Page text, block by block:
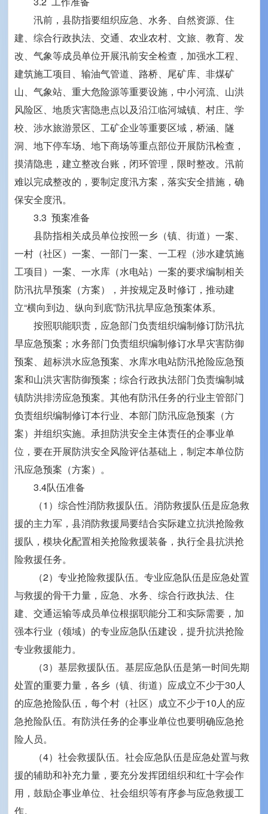
汛前，县防指要组织应急、水务、自然资源、住
建、综合行政执法、交通、农业农村、文旅、教育、发
改、气象等成员单位开展汛前安全检查，加强水工程、
建筑施工项目、输油气管道、路桥、尾矿库、非煤矿
山、气象站、重大危险源等重要设施，中小河流、山洪
风险区、地质灾害隐患点以及沿江临河城镇、村庄、学
校、涉水旅游景区、工矿企业等重要区域，桥涵、隧
洞、地下停车场、地下商场等重点部位开展防汛检查，
摸清隐患，建立整改台账，闭环管理，限时整改。汛前
难以完成整改的，要制定度汛方案，落实安全措施，确
保安全度汛。
3.3 预案准备
县防指相关成员单位按照一乡（镇、街道）一案、
一村（社区）一案、一部门一案、一工程（涉水建筑施
工项目）一案、一水库（水电站）一案的要求编制相关
防汛抗旱预案（方案），并按规定及时修订，推动建
立“横向到边、纵向到底”防汛抗旱应急预案体系。
按照职能职责，应急部门负责组织编制修订防汛抗
旱应急预案；水务部门负责组织编制修订水旱灾害防御
预案、超标洪水应急预案、水库水电站防汛抢险应急预
案和山洪灾害防御预案；综合行政执法部门负责编制城
镇防洪排涝应急预案。其他有防汛任务的行业主管部门
负责组织编制修订本行业、本部门防汛应急预案（方
案）并组织实施。承担防洪安全主体责任的企事业单
位，要在开展防洪安全风险评估基础上，制定本单位防
汛应急预案（方案）。
3.4队伍准备
（1）综合性消防救援队伍。消防救援队伍是应急救
援的主力军，县消防救援局要结合实际建立抗洪抢险救
援队，模块化配置相关抢险救援装备，执行全县抗洪抢
险救援任务。
（2）专业抢险救援队伍。专业应急队伍是应急处置
与救援的骨干力量，应急、水务、综合行政执法、住
建、交通运输等成员单位根据职能分工和实际需要，加
强本行业（领域）的专业应急队伍建设，提升抗洪抢险
专业救援能力。
（3）基层救援队伍。基层应急队伍是第一时间先期
处置的重要力量，各乡（镇、街道）应成立不少于30人
的应急抢险队伍，每个村（社区）成立不少于10人的应
急抢险队伍。有防洪任务的企事业单位也要明确应急抢
险人员。
（4）社会救援队伍。社会应急队伍是应急处置与救
援的辅助和补充力量，要充分发挥团组织和红十字会作
用，鼓励企事业单位、社会组织等有序参与应急救援工
作。